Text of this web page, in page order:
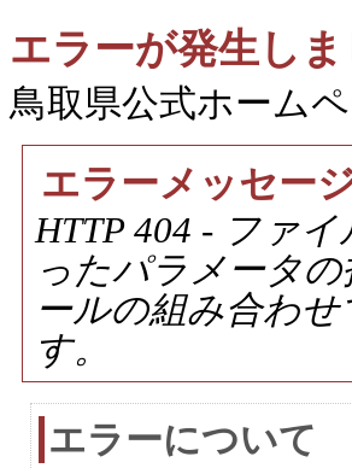
エラーが発生しま
鳥取県公式ホーム
エラーメッセー
HTTP 404 - ファ
ったパラメータ
ールの組み合わ
す。
エラーについて